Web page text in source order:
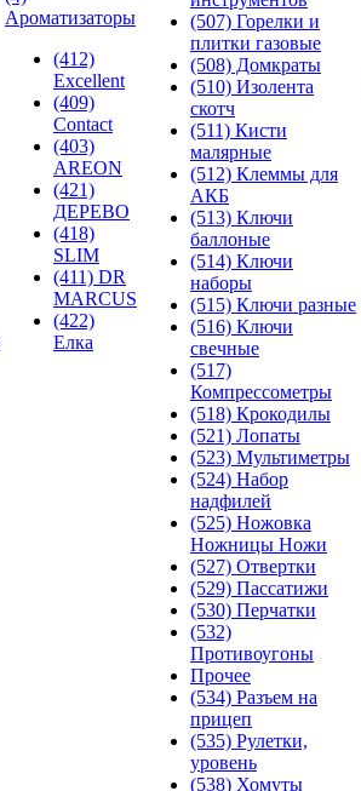
Ароматизаторы
(412)
Excellent
(409)
Contact
(403)
AREON
(421)
ДЕРЕВО
(418)
SLIM
(411) DR
MARCUS
(422)
Елка
(507) Горелки и
плитки газовые
(508) Домкраты
(510) Изолента
скотч
(511) Кисти
малярные
(512) Клеммы для
АКБ
(513) Ключи
баллоные
(514) Ключи
наборы
(515) Ключи разные
(516) Ключи
свечные
(517)
Компрессометры
(518) Крокодилы
(521) Лопаты
(523) Мультиметры
(524) Набор
надфилей
(525) Ножовка
Ножницы Ножи
(527) Отвертки
(529) Пассатижи
(530) Перчатки
(532)
Противоугоны
Прочее
(534) Разъем на
прицеп
(535) Рулетки,
уровень
(538) Хомуты